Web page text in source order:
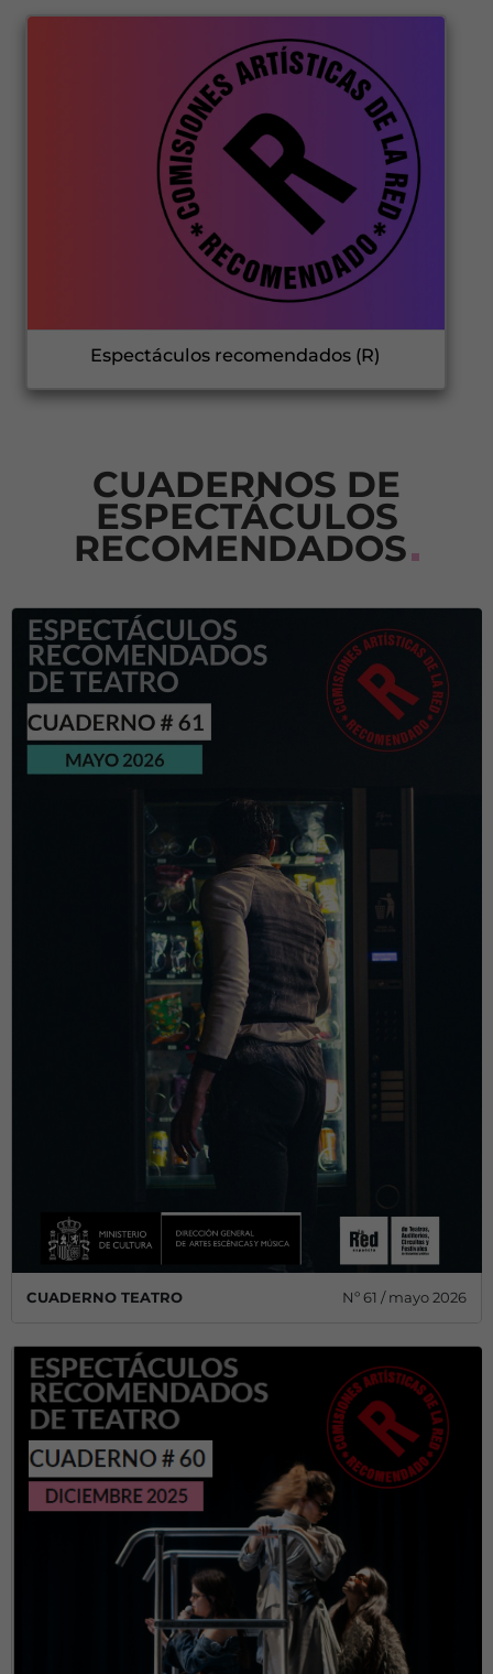
Espectáculos recomendados (R)
CUADERNOS DE
ESPECTÁCULOS
RECOMENDADOS
CUADERNO TEATRO Nº 61 / mayo 2026